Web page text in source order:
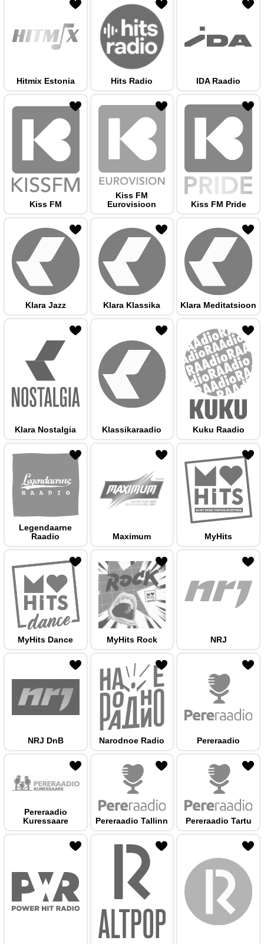
Hitmix Estonia Hits Radio IDA Raadio
Kiss FM
Kiss FM
Eurovisioon
Kiss FM Pride
Klara Jazz Klara Klassika Klara Meditatsioon
Klara Nostalgia Klassikaraadio Kuku Raadio
Legendaarne
Raadio
Maximum MyHits
MyHits Dance MyHits Rock NRJ
NRJ DnB Narodnoe Radio Pereraadio
Pereraadio
Kuressaare
Pereraadio Tallinn Pereraadio Tartu